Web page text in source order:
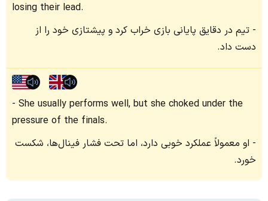
losing their lead.
تیم در دقایق پایانی بازی خراب کرد و پیشتازی خود را از
دست داد.
She usually performs well, but she choked under the
pressure of the finals.
او معمولاً عملکرد خوبی دارد، اما تحت فشار فینال‌ها، شکست
خورد.